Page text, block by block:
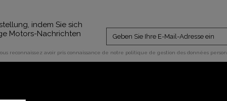
indem Sie sich
Motors-Nachrichten
reconnaissez avoir pris connaissance de notre politique de gestion des données